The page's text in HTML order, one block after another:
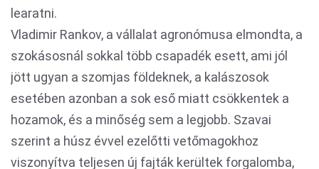
learatni.
Vladimir Rankov, a vállalat agronómusa elmondta, a
szokásosnál sokkal több csapadék esett, ami jól
jött ugyan a szomjas földeknek, a kalászosok
esetében azonban a sok eső miatt csökkentek a
hozamok, és a minőség sem a legjobb. Szavai
szerint a húsz évvel ezelőtti vetőmagokhoz
viszonyítva teljesen új fajták kerültek forgalomba,